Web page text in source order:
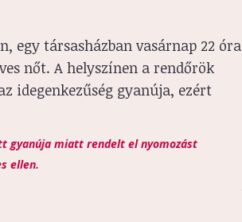
egy társasházban vasárnap 22 óra
nőt. A helyszínen a rendőrök
idegenkezűség gyanúja, ezért
gyanúja miatt rendelt el nyomozást
ellen.